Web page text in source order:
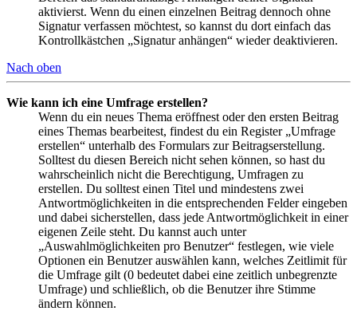
aktivierst. Wenn du einen einzelnen Beitrag dennoch ohne
Signatur verfassen möchtest, so kannst du dort einfach das
Kontrollkästchen „Signatur anhängen“ wieder deaktivieren.
Nach oben
Wie kann ich eine Umfrage erstellen?
Wenn du ein neues Thema eröffnest oder den ersten Beitrag
eines Themas bearbeitest, findest du ein Register „Umfrage
erstellen“ unterhalb des Formulars zur Beitragserstellung.
Solltest du diesen Bereich nicht sehen können, so hast du
wahrscheinlich nicht die Berechtigung, Umfragen zu
erstellen. Du solltest einen Titel und mindestens zwei
Antwortmöglichkeiten in die entsprechenden Felder eingeben
und dabei sicherstellen, dass jede Antwortmöglichkeit in einer
eigenen Zeile steht. Du kannst auch unter
„Auswahlmöglichkeiten pro Benutzer“ festlegen, wie viele
Optionen ein Benutzer auswählen kann, welches Zeitlimit für
die Umfrage gilt (0 bedeutet dabei eine zeitlich unbegrenzte
Umfrage) und schließlich, ob die Benutzer ihre Stimme
ändern können.